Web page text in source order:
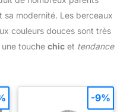
sa modernité. Les berceaux
couleurs douces sont très
touche chic et tendance
-9%